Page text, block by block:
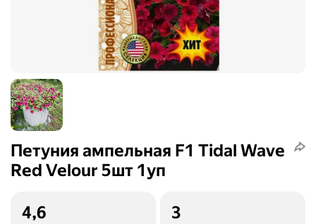
Петуния ампельная F1 Tidal Wave
Red Velour 5шт 1уп
4,6 3